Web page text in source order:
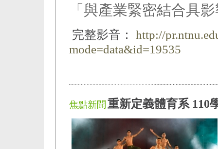
「與產業緊密結合具
完整影音：
http://
mode=data&id=19535
焦點新聞重新定義體育系 110